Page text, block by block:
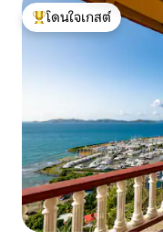
โดนใจเกสต์ที่สุด
โดนใจเกสต์